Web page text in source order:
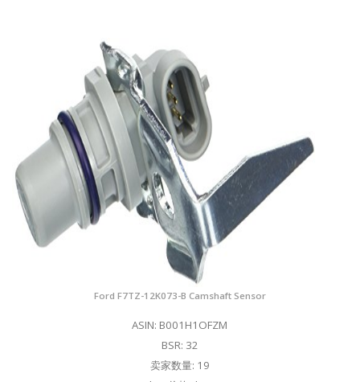
Ford F7TZ-12K073-B Camshaft Sensor
ASIN: B001H1OFZM
BSR: 32
卖家数量: 19